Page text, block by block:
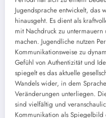
Jugendsprache entwickelt,
hinausgeht. Es dient als
mit Nachdruck zu
machen. Jugendliche nutzen
Kommunikationsweise zu
Gefühl von Authentizität und
spiegelt es das aktuelle
Wandels wider, in dem
Veränderungen unterliegen.
sind vielfältig und
Kommunikation als